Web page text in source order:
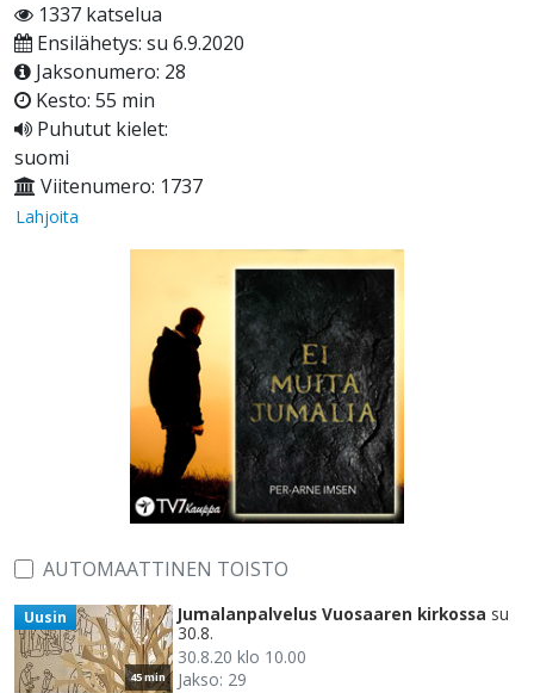
1337 katselua
Ensilähetys: su 6.9.2020
Jaksonumero: 28
Kesto: 55 min
Puhutut kielet:
suomi
Viitenumero: 1737
Lahjoita
AUTOMAATTINEN TOISTO
45 min
Uusin Jumalanpalvelus Vuosaaren kirkossa su
30.8.
30.8.20 klo 10.00
Jakso: 29